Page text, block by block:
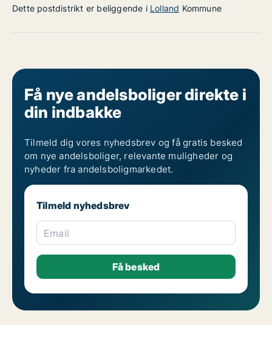
Dette postdistrikt er beliggende i Lolland Kommune
Få nye andelsboliger direkte i
din indbakke
Tilmeld dig vores nyhedsbrev og få gratis besked
om nye andelsboliger, relevante muligheder og
nyheder fra andelsboligmarkedet.
Tilmeld nyhedsbrev
Email